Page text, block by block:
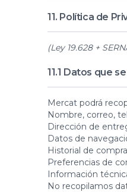
11. Política de
(Ley 19.628 +
11.1 Datos que
Mercat podrá
Nombre, correo,
Dirección de
Datos de
Historial de
Preferencias de
Información
No recopilamos